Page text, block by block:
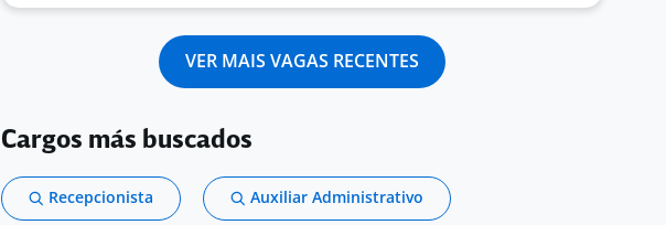
VER MAIS VAGAS RECENTES
Cargos más buscados
Recepcionista Auxiliar Administrativo